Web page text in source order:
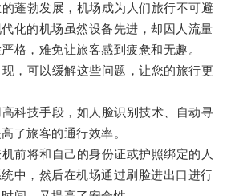
勃发展，机场成为人们旅行不可避
化的机场虽然设备先进，却因人流量
格，难免让旅客感到疲惫和无趣。
可以缓解这些问题，让您的旅行更
技手段，如人脸识别技术、自动寻
了旅客的通行效率。
将和自己的身份证或护照绑定的人
中，然后在机场通过刷脸进出口进行